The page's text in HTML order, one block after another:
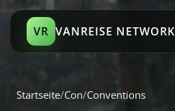
VR VANREISE NETWORK
Startseite/Con/Conventions